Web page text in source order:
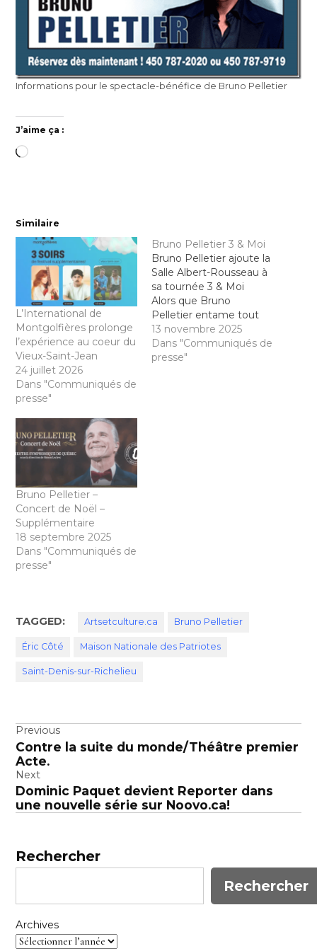
Informations pour le spectacle-bénéfice de Bruno Pelletier
J’aime ça :
Chargement…
Similaire
L’International de
Montgolfières prolonge
l’expérience au coeur du
Vieux-Saint-Jean
24 juillet 2026
Dans "Communiqués de
presse"
Bruno Pelletier 3 & Moi
Bruno Pelletier ajoute la
Salle Albert-Rousseau à
sa tournée 3 & Moi
Alors que Bruno
Pelletier entame tout
juste les représentations
de son nouveau
spectacle, 3 & Moi, Zinc
13 novembre 2025
Dans "Communiqués de
presse"
Bruno Pelletier –
Concert de Noël –
Supplémentaire
18 septembre 2025
Dans "Communiqués de
presse"
TAGGED: Artsetculture.ca Bruno Pelletier
Éric Côté Maison Nationale des Patriotes
Saint-Denis-sur-Richelieu
Navigation
de
l’article
Previous
Contre la suite du monde/Théâtre premier
Acte.
Next
Dominic Paquet devient Reporter dans
une nouvelle série sur Noovo.ca!
Rechercher
Rechercher
Archives